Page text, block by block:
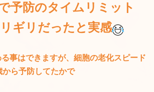
予防のタイムリミット
ギリだったと実感
事はできますが、細胞の老化スピード
ら予防してたかで